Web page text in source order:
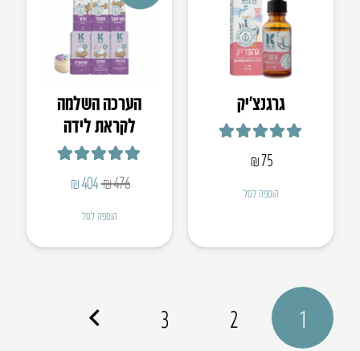
גרגנצ’יק
₪75
הוספה לסל
הערכה השלמה
לקראת לידה
₪476
המחיר
היה:
₪476.
₪404
₪404.
הוספה לסל
1
2
3